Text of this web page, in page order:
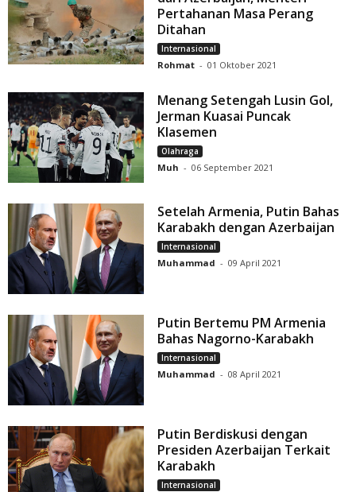
Pertahanan Masa Perang
Ditahan
Internasional
Rohmat - 01 Oktober 2021
Menang Setengah Lusin Gol,
Jerman Kuasai Puncak
Klasemen
Olahraga
Muh - 06 September 2021
Setelah Armenia, Putin Bahas
Karabakh dengan Azerbaijan
Internasional
Muhammad - 09 April 2021
Putin Bertemu PM Armenia
Bahas Nagorno-Karabakh
Internasional
Muhammad - 08 April 2021
Putin Berdiskusi dengan
Presiden Azerbaijan Terkait
Karabakh
Internasional